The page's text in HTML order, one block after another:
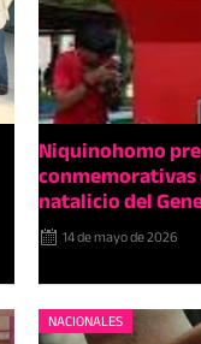
Niquinohomo
conmemorativas
natalicio del
14 de mayo de 2026
NACIONALES